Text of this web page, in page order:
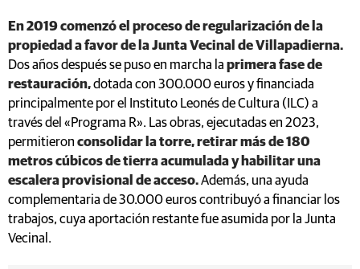
En 2019 comenzó el proceso de regularización de la
propiedad a favor de la Junta Vecinal de Villapadierna.
Dos años después se puso en marcha la primera fase de
restauración,dotada con 300.000 euros y financiada
principalmente por el Instituto Leonés de Cultura (ILC) a
través del «Programa R». Las obras, ejecutadas en 2023,
permitieron consolidar la torre, retirar más de 180
metros cúbicos de tierra acumulada y habilitar una
escalera provisional de acceso.Además, una ayuda
complementaria de 30.000 euros contribuyó a financiar los
trabajos, cuya aportación restante fue asumida por la Junta
Vecinal.